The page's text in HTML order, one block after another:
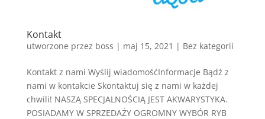
Kontakt
utworzone przez boss | maj 15, 2021 | Bez kategorii
Kontakt z nami Wyślij wiadomośćInformacje Bądź z
nami w kontakcie Skontaktuj się z nami w każdej
chwili! NASZĄ SPECJALNOŚCIĄ JEST AKWARYSTYKA.
POSIADAMY W SPRZEDAŻY OGROMNY WYBÓR RYB